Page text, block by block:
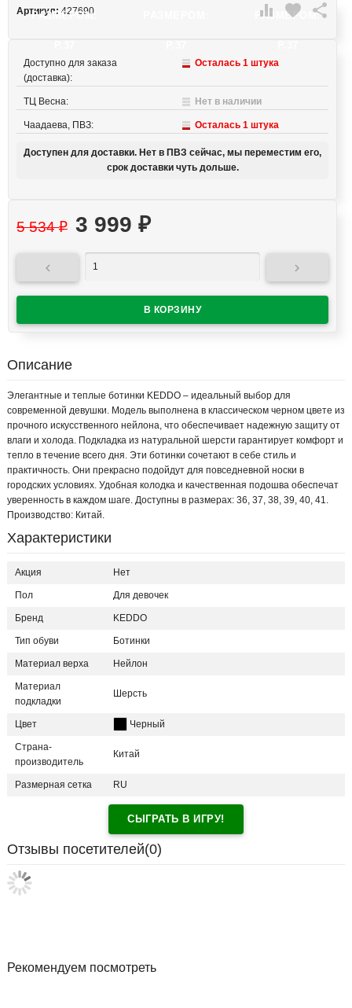
РАЗМЕРОМ: РАЗМЕРОМ:
 favorite 
Артикул: 427690
Доступно для заказа
(доставка):
Осталась 1 штука
ТЦ Весна: Нет в наличии
Чаадаева, ПВЗ: Осталась 1 штука
Доступен для доставки. Нет в ПВЗ сейчас, мы переместим его,
срок доставки чуть дольше.
5 534₽ 3 999 ₽
 
Описание
Элегантные и теплые ботинки KEDDO – идеальный выбор для
современной девушки. Модель выполнена в классическом черном цвете из
прочного искусственного нейлона, что обеспечивает надежную защиту от
влаги и холода. Подкладка из натуральной шерсти гарантирует комфорт и
тепло в течение всего дня. Эти ботинки сочетают в себе стиль и
практичность. Они прекрасно подойдут для повседневной носки в
городских условиях. Удобная колодка и качественная подошва обеспечат
уверенность в каждом шаге. Доступны в размерах: 36, 37, 38, 39, 40, 41.
Производство: Китай.
Характеристики
Акция Нет
Пол Для девочек
Бренд KEDDO
Тип обуви Ботинки
Материал верха Нейлон
Материал
подкладки
Шерсть
Цвет Черный
Страна-
производитель
Китай
Размерная сетка RU
СЫГРАТЬ В ИГРУ!
Отзывы посетителей(0)
Рекомендуем посмотреть